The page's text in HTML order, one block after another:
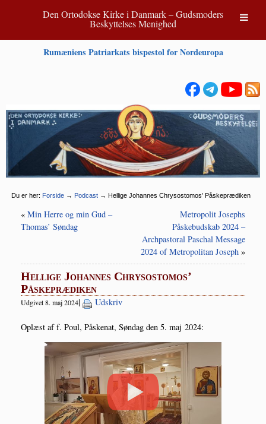
Den Ortodokse Kirke i Danmark – Gudsmoders
Beskyttelses Menighed
Rumæniens Patriarkats bispestol for Nordeuropa
Du er her: Forside → Podcast → Hellige Johannes Chrysostomos’ Påskeprædiken
« Min Herre og min Gud –
Thomas’ Søndag
Metropolit Josephs
Påskebudskab 2024 –
Archpastoral Paschal Message
2024 of Metropolitan Joseph »
Hellige Johannes Chrysostomos’
Påskeprædiken
Udgivet 8. maj 2024| Udskriv
Oplæst af f. Poul, Påske­nat, Søn­dag den 5. maj 2024: